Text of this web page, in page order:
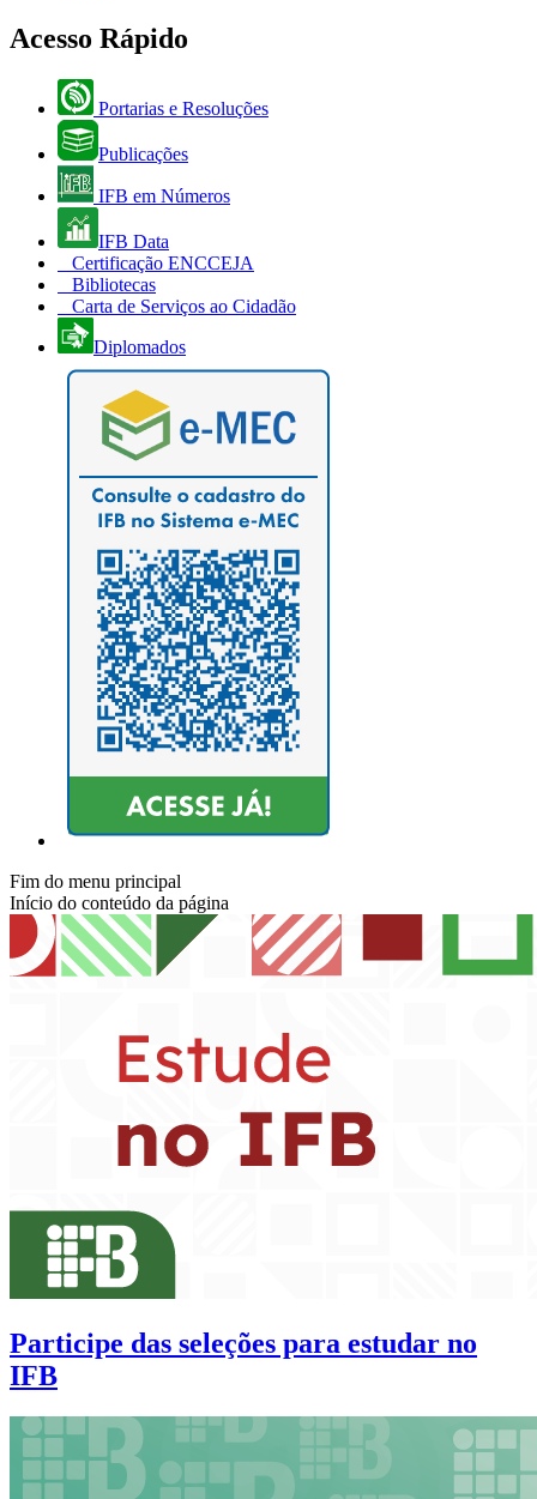
Acesso Rápido
Portarias e Resoluções
Publicações
IFB em Números
IFB Data
Certificação ENCCEJA
Bibliotecas
Carta de Serviços ao Cidadão
Diplomados
Fim do menu principal
Início do conteúdo da página
Participe das seleções para estudar no
IFB